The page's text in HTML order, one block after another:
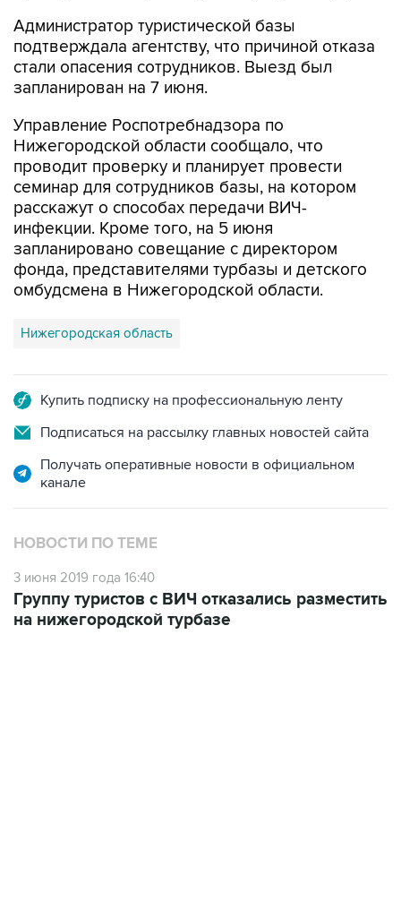
Администратор туристической базы
подтверждала агентству, что причиной отказа
стали опасения сотрудников. Выезд был
запланирован на 7 июня.
Управление Роспотребнадзора по
Нижегородской области сообщало, что
проводит проверку и планирует провести
семинар для сотрудников базы, на котором
расскажут о способах передачи ВИЧ-
инфекции. Кроме того, на 5 июня
запланировано совещание с директором
фонда, представителями турбазы и детского
омбудсмена в Нижегородской области.
Нижегородская область
Купить подписку на профессиональную ленту
Подписаться на рассылку главных новостей сайта
Получать оперативные новости в официальном
канале
НОВОСТИ ПО ТЕМЕ
3 июня 2019 года 16:40
Группу туристов с ВИЧ отказались разместить
на нижегородской турбазе